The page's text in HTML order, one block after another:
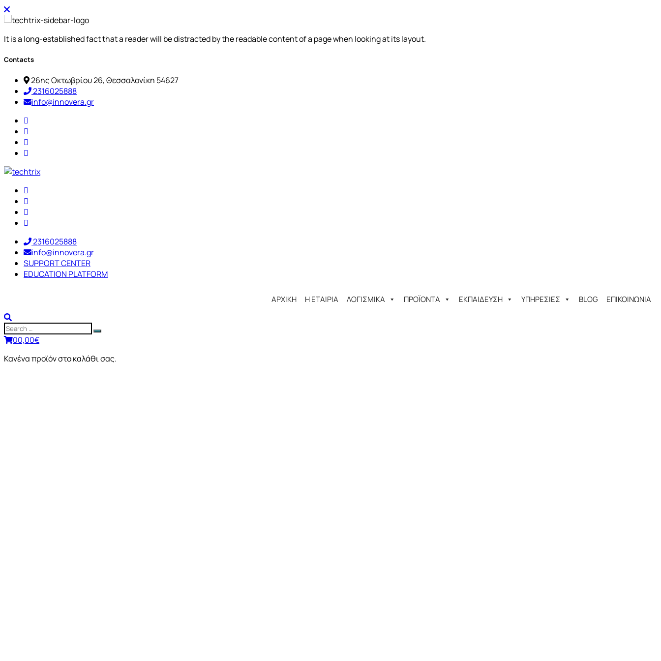
It is a long-established fact that a reader will be distracted by the readable content of a page when looking at its layout.
Contacts
26ης Οκτωβρίου 26, Θεσσαλονίκη 54627
2316025888
info@innovera.gr
2316025888
info@innovera.gr
SUPPORT CENTER
EDUCATION PLATFORM
ΑΡΧΙΚΗ Η ΕΤΑΙΡΙΑ ΛΟΓΙΣΜΙΚΑ ΠΡΟΪΟΝΤΑ ΕΚΠΑΙΔΕΥΣΗ ΥΠΗΡΕΣΙΕΣ BLOG ΕΠΙΚΟΙΝΩΝΙΑ
00,00€
Κανένα προϊόν στο καλάθι σας.